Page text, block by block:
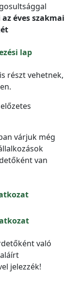
az éves szakmai
lap
részt vehetnek,
várjuk még
van
való
jelezzék!